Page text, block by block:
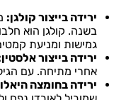
ירידה בייצור קולגן:
בשנה. קולגן הוא
גמישות ומניעת
ירידה בייצור
אחרי מתיחה. עם
ירידה בחומצה